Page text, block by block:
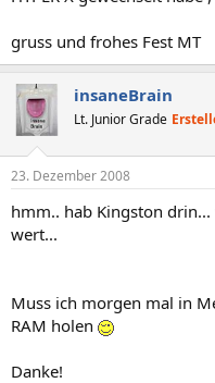
gruss und frohes Fest MT
insaneBrain
Lt. Junior Grade
23. Dezember 2008
hmm.. hab Kingston
wert...
Muss ich morgen mal in
RAM holen
Danke!